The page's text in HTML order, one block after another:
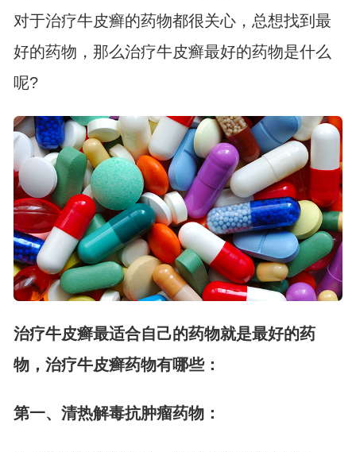
对于治疗牛皮癣的药物都很关心，总想找到最
好的药物，那么治疗牛皮癣最好的药物是什么
呢?
治疗牛皮癣最适合自己的药物就是最好的药
物，治疗牛皮癣药物有哪些：
第一、清热解毒抗肿瘤药物：